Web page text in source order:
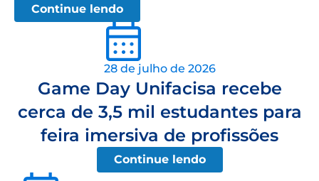
Continue lendo
28 de julho de 2026
Game Day Unifacisa recebe
cerca de 3,5 mil estudantes para
feira imersiva de profissões
Continue lendo